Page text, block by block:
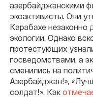
азербайджанскими
экоактивисты. Они
Карабахе незаконно
экологии. Однако
протестующих
госведомствами, а
сменились на
Азербайджан!»,
солдат!». Как